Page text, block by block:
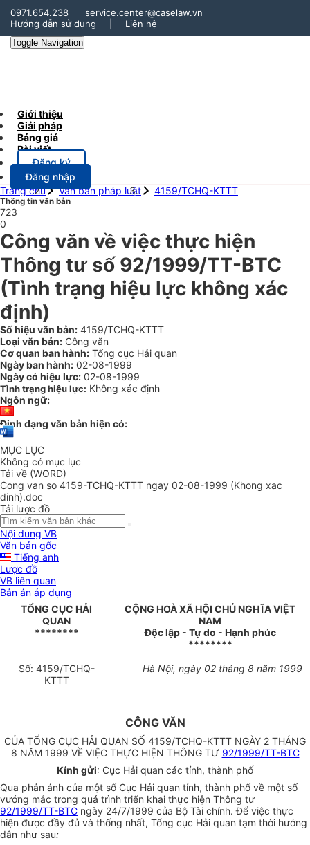
0971.654.238
service.center@caselaw.vn
Hướng dẫn sử dụng
Liên hệ
Toggle Navigation
Giới thiệu
Giải pháp
Bảng giá
Bài viết
Đăng ký
Đăng nhập
Trang chủ
Văn bản pháp luật 4159/TCHQ-KTTT
Thông tin văn bản
723
0
Công văn về việc thực hiện
Thông tư số 92/1999/TT-BTC
(Tình trạng hiệu lực không xác
định)
Số hiệu văn bản: 4159/TCHQ-KTTT
Loại văn bản: Công văn
Cơ quan ban hành: Tổng cục Hải quan
Ngày ban hành: 02-08-1999
Ngày có hiệu lực: 02-08-1999
Tình trạng hiệu lực: Không xác định
Ngôn ngữ:
Định dạng văn bản hiện có:
MỤC LỤC
Không có mục lục
Tải về (WORD)
Cong van so 4159-TCHQ-KTTT ngay 02-08-1999 (Khong xac
dinh).doc
Tải lược đồ
Nội dung VB
Văn bản gốc
Tiếng anh
Lược đồ
VB liên quan
Bản án áp dụng
TỔNG CỤC HẢI
QUAN
********
CỘNG HOÀ XÃ HỘI CHỦ NGHĨA VIỆT
NAM
Độc lập - Tự do - Hạnh phúc
********
Số: 4159/TCHQ-
KTTT
Hà Nội, ngày 02 tháng 8 năm 1999
CÔNG VĂN
CỦA TỔNG CỤC HẢI QUAN SỐ 4159/TCHQ-KTTT NGÀY 2 THÁNG
8 NĂM 1999 VỀ VIỆC THỰC HIỆN THÔNG TƯ 92/1999/TT-BTC
Kính gửi: Cục Hải quan các tỉnh, thành phố
Qua phản ánh của một số Cục Hải quan tỉnh, thành phố về một số
vướng mắc trong quá trình triển khai thực hiện Thông tư
92/1999/TT-BTC ngày 24/7/1999 của Bộ Tài chính. Để việc thực
hiện được đầy đủ và thống nhất, Tổng cục Hải quan tạm thời hướng
dẫn như sau: